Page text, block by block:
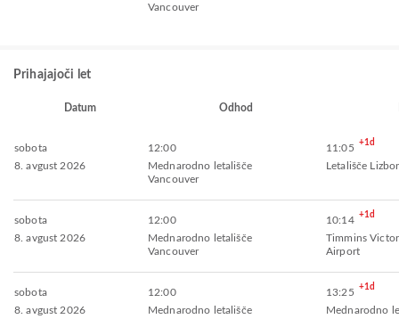
Vancouver
Prihajajoči let
Datum Odhod
sobota
8. avgust 2026
12:00
Mednarodno letališče
Vancouver
11:05 +1d
Letališče
sobota
8. avgust 2026
12:00
Mednarodno letališče
Vancouver
10:14 +1d
Timmins
Airport
sobota
8. avgust 2026
12:00
Mednarodno letališče
13:25 +1d
Mednarodno